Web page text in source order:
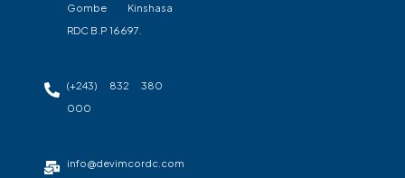
Gombe Kinshasa
RDC B.P 16697.
(+243) 832 380
000
info@devimcordc.com